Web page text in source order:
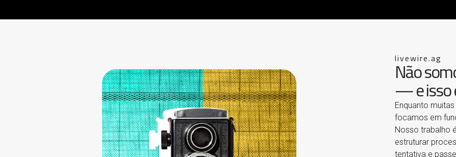
livewire.ag
Não
— e isso
Enquanto
focamos em
Nosso trabalho
estruturar
tentativa e